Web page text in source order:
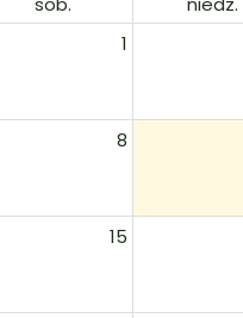
1
8
15